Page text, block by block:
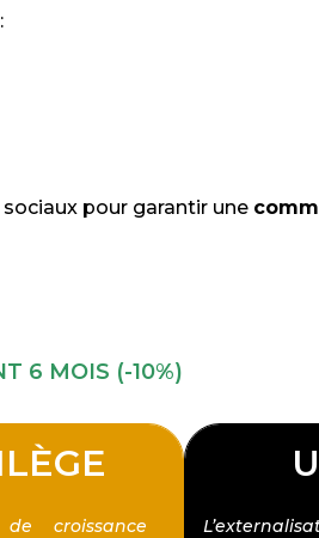
pour garantir une
6 MOIS (-10%)
de croissance